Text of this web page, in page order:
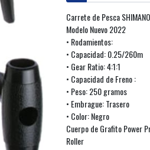
Carrete de Pesca
Modelo Nuevo 2022
• Rodamientos:
• Capacidad: 0.25/260m
• Gear Ratio: 4:1:1
• Capacidad de Freno :
• Peso: 250 gramos
• Embrague: Trasero
• Color: Negro
Cuerpo de Grafito Power
Roller